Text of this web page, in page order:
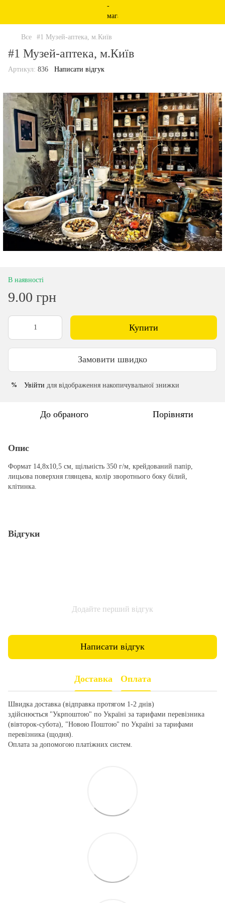
Все #1 Музей-аптека, м.Київ
#1 Музей-аптека, м.Київ
Артикул: 836 Написати відгук
В наявності
9.00 грн
Купити
Замовити швидко
% Увійти для відображення накопичувальної знижки
До обраного Порівняти
Опис
Формат 14,8х10,5 см, щільність 350 г/м, крейдований папір,
лицьова поверхня глянцева, колір зворотнього боку білий,
клітинка.
Відгуки
Додайте перший відгук
Написати відгук
Доставка Оплата
Швидка доставка (відправка протягом 1-2 днів)
здійснюється "Укрпоштою" по Україні за тарифами перевізника
(вівторок-субота), "Новою Поштою" по Україні за тарифами
перевізника (щодня).
Оплата за допомогою платіжних систем.